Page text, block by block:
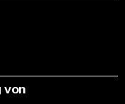
von